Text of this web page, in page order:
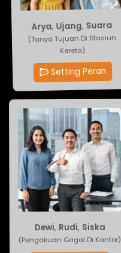
Arya ,Ujang ,Suara
(Tanya Tujuan Di Stasiun
Kereta)
Setting Peran
Dewi ,Rudi ,Siska
(Pengakuan Gagal Di Kantor)